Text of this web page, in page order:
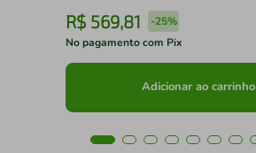
R$ 569,81 -25%
No pagamento com Pix
Adicionar ao carrinho